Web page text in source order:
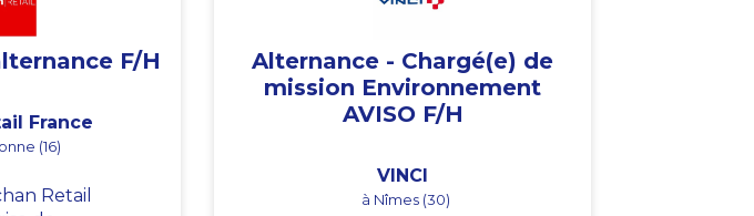
F/H
France
(16)
Retail
Alternance - Chargé(e) de
mission Environnement
AVISO F/H
VINCI
à Nîmes (30)